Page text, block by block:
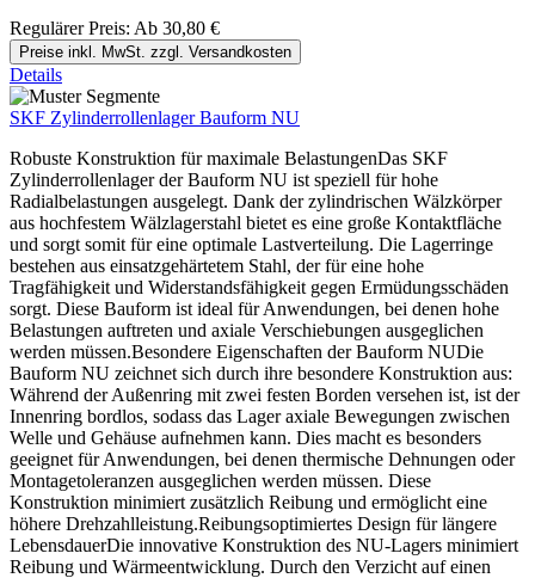
Regulärer Preis: Ab 30,80 €
Preise inkl. MwSt. zzgl. Versandkosten
Details
SKF Zylinderrollenlager Bauform NU
Robuste Konstruktion für maximale BelastungenDas SKF
Zylinderrollenlager der Bauform NU ist speziell für hohe
Radialbelastungen ausgelegt. Dank der zylindrischen Wälzkörper
aus hochfestem Wälzlagerstahl bietet es eine große Kontaktfläche
und sorgt somit für eine optimale Lastverteilung. Die Lagerringe
bestehen aus einsatzgehärtetem Stahl, der für eine hohe
Tragfähigkeit und Widerstandsfähigkeit gegen Ermüdungsschäden
sorgt. Diese Bauform ist ideal für Anwendungen, bei denen hohe
Belastungen auftreten und axiale Verschiebungen ausgeglichen
werden müssen.Besondere Eigenschaften der Bauform NUDie
Bauform NU zeichnet sich durch ihre besondere Konstruktion aus:
Während der Außenring mit zwei festen Borden versehen ist, ist der
Innenring bordlos, sodass das Lager axiale Bewegungen zwischen
Welle und Gehäuse aufnehmen kann. Dies macht es besonders
geeignet für Anwendungen, bei denen thermische Dehnungen oder
Montagetoleranzen ausgeglichen werden müssen. Diese
Konstruktion minimiert zusätzlich Reibung und ermöglicht eine
höhere Drehzahlleistung.Reibungsoptimiertes Design für längere
LebensdauerDie innovative Konstruktion des NU-Lagers minimiert
Reibung und Wärmeentwicklung. Durch den Verzicht auf einen